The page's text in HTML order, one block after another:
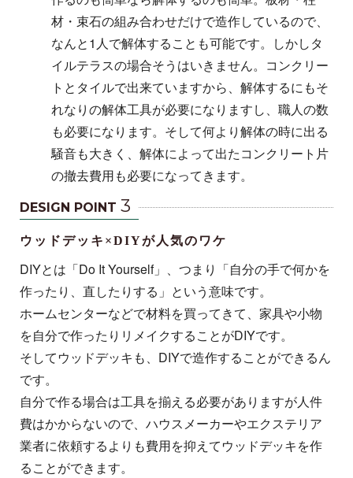
材・束石の組み合わせだけで造作しているので、
なんと1人で解体することも可能です。しかしタ
イルテラスの場合そうはいきません。コンクリー
トとタイルで出来ていますから、解体するにもそ
れなりの解体工具が必要になりますし、職人の数
も必要になります。そして何より解体の時に出る
騒音も大きく、解体によって出たコンクリート片
の撤去費用も必要になってきます。
DESIGN POINT 3
ウッドデッキ×DIYが人気のワケ
DIYとは「Do It Yourself」、つまり「自分の手で何かを
作ったり、直したりする」という意味です。
ホームセンターなどで材料を買ってきて、家具や小物
を自分で作ったりリメイクすることがDIYです。
そしてウッドデッキも、DIYで造作することができるん
です。
自分で作る場合は工具を揃える必要がありますが人件
費はかからないので、ハウスメーカーやエクステリア
業者に依頼するよりも費用を抑えてウッドデッキを作
ることができます。